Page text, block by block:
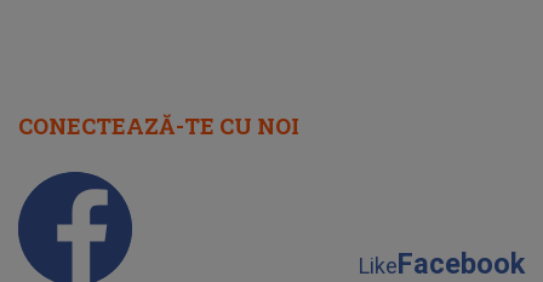
CONECTEAZĂ-TE CU NOI
LikeFacebook